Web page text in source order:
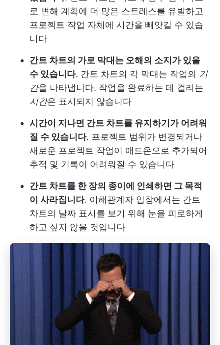
로 변해 계획에 더 많은 스트레스를 유발하고
프로젝트 작업 자체에 시간을 빼앗길 수 있습
니다
간트 차트의 가로 막대는 오해의 소지가 있을
수 있습니다. 간트 차트의 각 막대는 작업의 기
간을 나타냅니다. 작업을 완료하는 데 걸리는
시간은 표시되지 않습니다
시간이 지나면 간트 차트를 유지하기가 어려워
질 수 있습니다. 프로젝트 범위가 변경되거나
새로운 프로젝트 작업이 애드온으로 추가되어
추적 및 기록이 어려워질 수 있습니다
간트 차트를 한 장의 종이에 인쇄하면 그 목적
이 사라집니다. 이해관계자 입장에서는 간트
차트의 날짜 표시를 보기 위해 눈을 피로하게
하고 싶지 않을 것입니다